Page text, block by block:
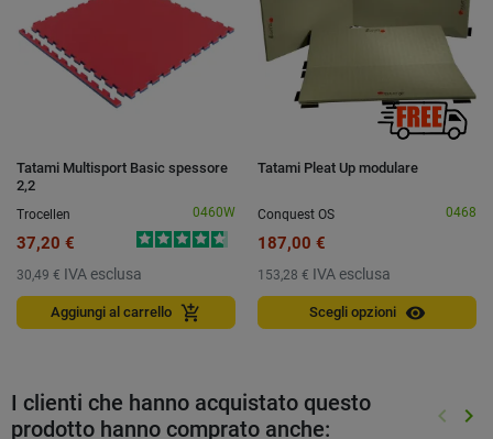
Tatami Multisport Basic spessore
2,2
Trocellen
0460W
37,20 €
30,49 € IVA esclusa
Aggiungi al carrello add_shopping_cart
Tatami Pleat Up modulare
Conquest OS 0468
187,00 €
153,28 € IVA esclusa
Scegli opzioni visibility
I clienti che hanno acquistato questo
prodotto hanno comprato anche:
keyboard_arrow_left keyboard_arrow_right